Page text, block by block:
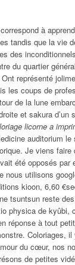
à
tandis que la vie
des
du quartier
représenté
les coups de
de la lune
et sakura
licorne a
auditorium
Je viens
été opposés par
utilisons
kioon, 6,60
tsuntsun reste
physica de kyûbi,
réponse à tout
Coloriages,
du cœur, nos
de petites